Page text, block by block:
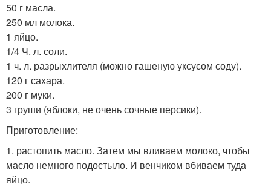
50 г масла.
250 мл молока.
1 яйцо.
1/4 Ч. л. соли.
1 ч. л. разрыхлителя (можно гашеную уксусом соду).
120 г сахара.
200 г муки.
3 груши (яблоки, не очень сочные персики).
Приготовление:
1. растопить масло. Затем мы вливаем молоко, чтобы
масло немного подостыло. И венчиком вбиваем туда
яйцо.